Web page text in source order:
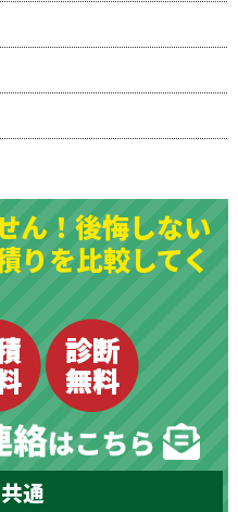
ん！後悔しない
りを比較してく
通